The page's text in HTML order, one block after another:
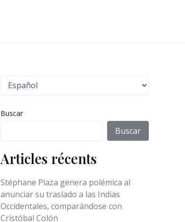
g
i
i
i
o
m
a
Buscar
Buscar
Articles récents
Stéphane Plaza genera polémica al
anunciar su traslado a las Indias
Occidentales, comparándose con
Cristóbal Colón